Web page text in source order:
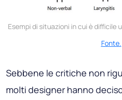
Esempi di situazioni in cui è difficile
Fonte.
Sebbene le critiche non
molti designer hanno